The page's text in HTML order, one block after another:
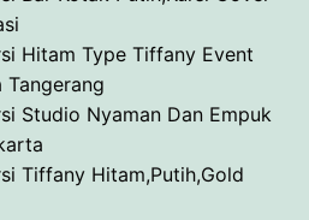
Hitam Type Tiffany Event
Tangerang
Studio Nyaman Dan Empuk
Tiffany Hitam,Putih,Gold